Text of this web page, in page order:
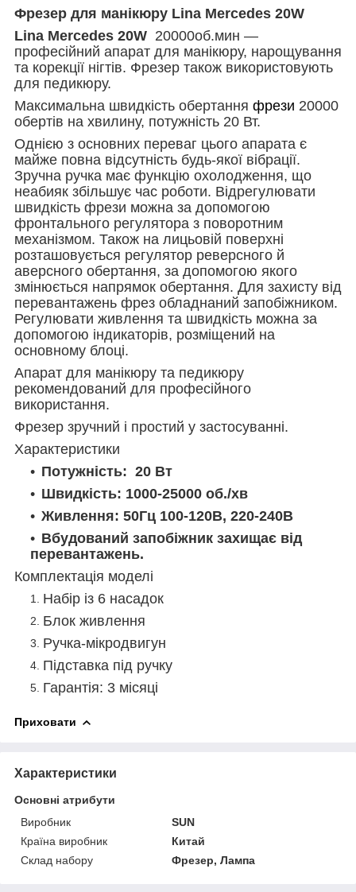
Фрезер для манікюру Lina Mercedes 20W
Lina Mercedes 20W 20000об.мин —
професійний апарат для манікюру, нарощування
та корекції нігтів. Фрезер також використовують
для педикюру.
Максимальна швидкість обертання фрези 20000
обертів на хвилину, потужність 20 Вт.
Однією з основних переваг цього апарата є
майже повна відсутність будь-якої вібрації.
Зручна ручка має функцію охолодження, що
неабияк збільшує час роботи. Відрегулювати
швидкість фрези можна за допомогою
фронтального регулятора з поворотним
механізмом. Також на лицьовій поверхні
розташовується регулятор реверсного й
аверсного обертання, за допомогою якого
змінюється напрямок обертання. Для захисту від
перевантажень фрез обладнаний запобіжником.
Регулювати живлення та швидкість можна за
допомогою індикаторів, розміщений на
основному блоці.
Апарат для манікюру та педикюру
рекомендований для професійного
використання.
Фрезер зручний і простий у застосуванні.
Характеристики
Потужність: 20 Вт
Швидкість: 1000-25000 об./хв
Живлення: 50Гц 100-120В, 220-240В
Вбудований запобіжник захищає від
перевантажень.
Комплектація моделі
Набір із 6 насадок
Блок живлення
Ручка-мікродвигун
Підставка під ручку
Гарантія: 3 місяці
Приховати
Характеристики
Основні атрибути
Виробник
SUN
Країна виробник
Китай
Склад набору
Фрезер, Лампа